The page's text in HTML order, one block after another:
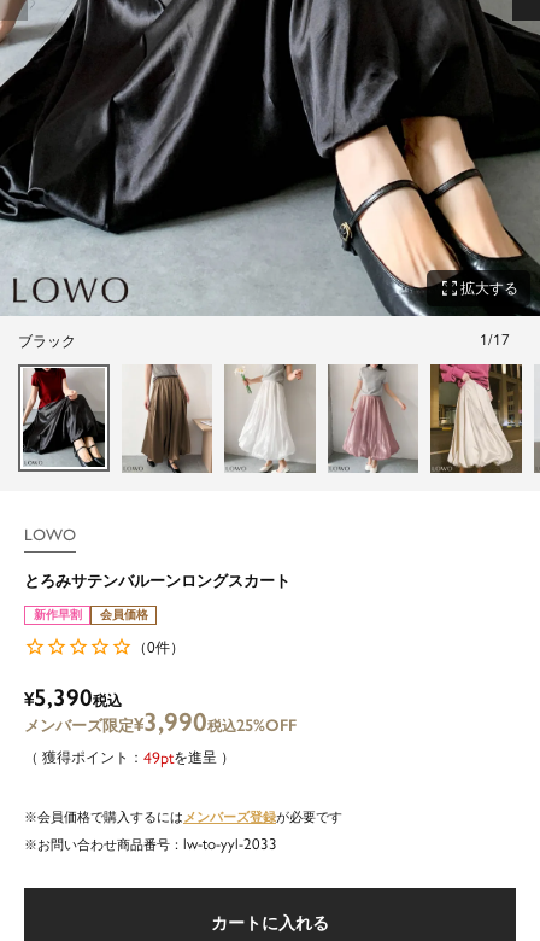
zoom_out_map 拡大する
ブラック 1/17
LOWO
とろみサテンバルーンロングスカート
新作早割 会員価格
（0件）
¥5,390税込
¥3,990税込25%OFF
49 を進呈
会員価格で購入するには メンバーズ登録が必要です
商品番号
lw-to-yyl-2033
カートに入れる